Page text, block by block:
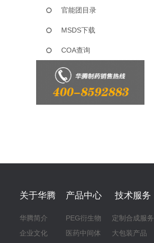
官能团目录
MSDS下载
COA查询
关于华腾
华腾简介
企业文化
产品中心
PEG衍生物
医药中间体
技术服务
定制合成服务
大包装产品